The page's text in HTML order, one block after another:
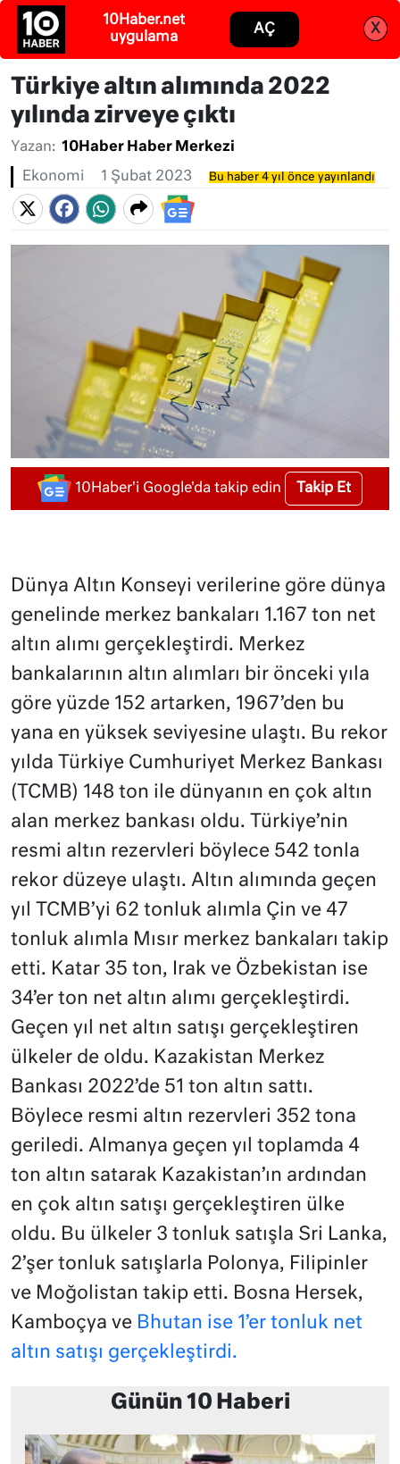
Abone ol Giriş
Türkiye altın alımında 2022
yılında zirveye çıktı
Yazan: 10Haber Haber Merkezi
Ekonomi 1 Şubat 2023 Bu haber 4 yıl önce yayınlandı
10Haber'i Google'da takip edin Takip Et
Dünya Altın Konseyi verilerine göre dünya
genelinde merkez bankaları 1.167 ton net
altın alımı gerçekleştirdi. Merkez
bankalarının altın alımları bir önceki yıla
göre yüzde 152 artarken, 1967’den bu
yana en yüksek seviyesine ulaştı. Bu rekor
yılda Türkiye Cumhuriyet Merkez Bankası
(TCMB) 148 ton ile dünyanın en çok altın
alan merkez bankası oldu. Türkiye’nin
resmi altın rezervleri böylece 542 tonla
rekor düzeye ulaştı. Altın alımında geçen
yıl TCMB’yi 62 tonluk alımla Çin ve 47
tonluk alımla Mısır merkez bankaları takip
etti. Katar 35 ton, Irak ve Özbekistan ise
34’er ton net altın alımı gerçekleştirdi.
Geçen yıl net altın satışı gerçekleştiren
ülkeler de oldu. Kazakistan Merkez
Bankası 2022’de 51 ton altın sattı.
Böylece resmi altın rezervleri 352 tona
geriledi. Almanya geçen yıl toplamda 4
ton altın satarak Kazakistan’ın ardından
en çok altın satışı gerçekleştiren ülke
oldu. Bu ülkeler 3 tonluk satışla Sri Lanka,
2’şer tonluk satışlarla Polonya, Filipinler
ve Moğolistan takip etti. Bosna Hersek,
Kamboçya ve Bhutan ise 1’er tonluk net
altın satışı gerçekleştirdi.
Günün 10 Haberi